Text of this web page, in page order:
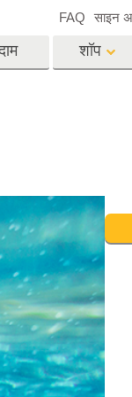
फोटो स्टोर
शॉप
FAQ साइन